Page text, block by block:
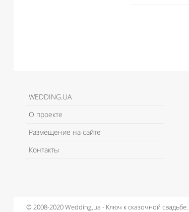
WEDDING.UA
О проекте
Размещение на сайте
Контакты
© 2008-2020 Wedding.ua - Ключ к сказочной свадьбе.